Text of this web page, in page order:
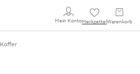
Mein KontoMerkzettel Warenkorb
Koffer